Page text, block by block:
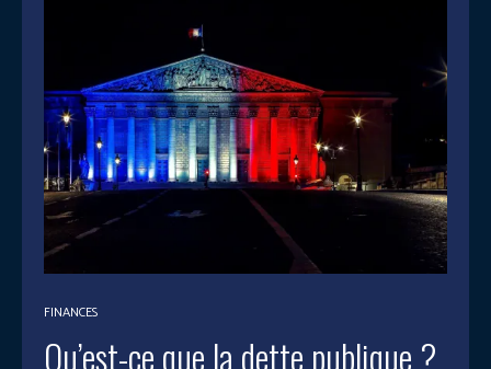
FINANCES
Qu’est-ce que la dette publique ?